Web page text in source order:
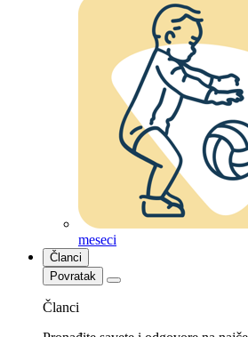
meseci
Članci
Povratak
Članci